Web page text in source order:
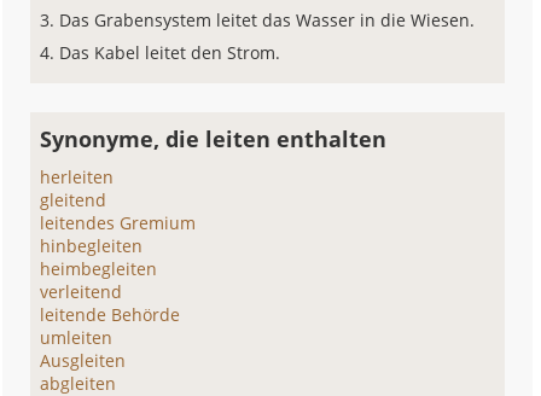
Das Grabensystem leitet das Wasser in die Wiesen.
Das Kabel leitet den Strom.
Synonyme, die leiten enthalten
herleiten
gleitend
leitendes Gremium
hinbegleiten
heimbegleiten
verleitend
leitende Behörde
umleiten
Ausgleiten
abgleiten